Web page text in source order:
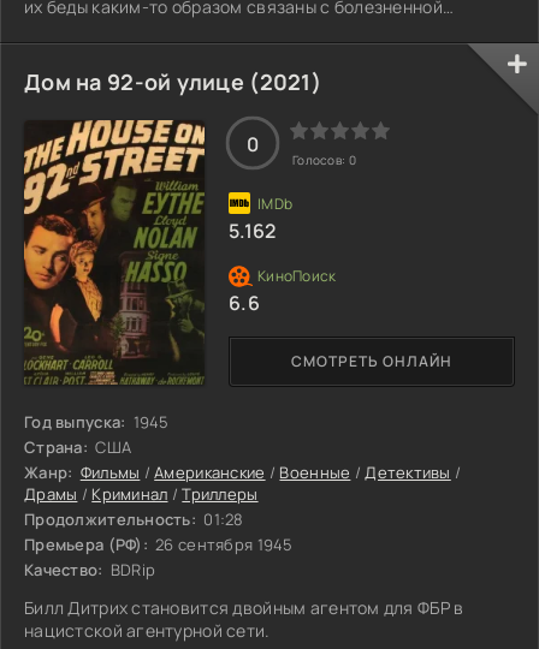
их беды каким-то образом связаны с болезненной
Дом на 92-ой улице (2021)
Год выпуска: 1945
Страна: США
Жанр: Фильмы /Американские / Военные /Детективы /
Драмы / Криминал /Триллеры
Продолжительность: 01:28
Премьера (РФ): 26 сентября 1945
Качество: BDRip
Билл Дитрих становится двойным агентом для ФБР в
нацистской агентурной сети.
СМОТРЕТЬ ОНЛАЙН
0
Голосов: 0
5.162
6.6